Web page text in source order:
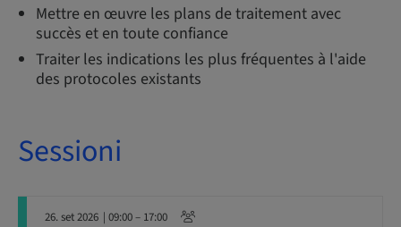
Mettre en œuvre les plans de traitement avec
succès et en toute confiance
Traiter les indications les plus fréquentes à l'aide
des protocoles existants
Sessioni
26. set 2026 | 09:00 – 17:00